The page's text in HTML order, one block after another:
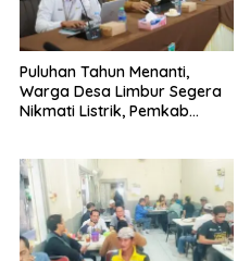
Puluhan Tahun Menanti,
Warga Desa Limbur Segera
Nikmati Listrik, Pemkab